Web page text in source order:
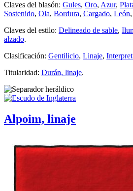
Claves del blasón: Gules, Oro, Azur,
Sostenido, Ola, Bordura, Cargado, León,
Claves del estilo: Delineado de sable,
alzado.
Clasificación: Gentilicio, Linaje,
Titularidad: Durán, linaje.
Alpoim, linaje